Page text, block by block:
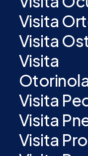
Visita
Visita
Visita
Visita
Visita
Visita